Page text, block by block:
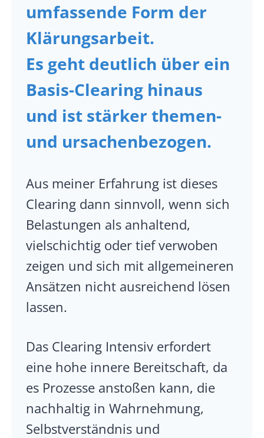
umfassende Form der
Klärungsarbeit.
Es geht deutlich über ein
Basis-Clearing hinaus
und ist stärker themen-
und ursachenbezogen.
Aus meiner Erfahrung ist dieses
Clearing dann sinnvoll, wenn sich
Belastungen als anhaltend,
vielschichtig oder tief verwoben
zeigen und sich mit allgemeineren
Ansätzen nicht ausreichend lösen
lassen.
Das Clearing Intensiv erfordert
eine hohe innere Bereitschaft, da
es Prozesse anstoßen kann, die
nachhaltig in Wahrnehmung,
Selbstverständnis und